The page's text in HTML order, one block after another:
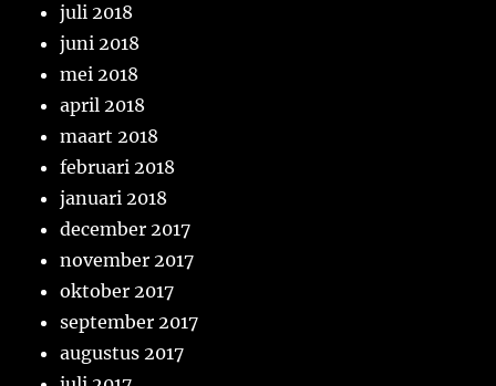
juli 2018
juni 2018
mei 2018
april 2018
maart 2018
februari 2018
januari 2018
december 2017
november 2017
oktober 2017
september 2017
augustus 2017